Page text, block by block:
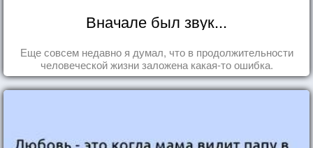
Вначале был звук...
Еще совсем недавно я думал, что в продолжительности
человеческой жизни заложена какая-то ошибка.